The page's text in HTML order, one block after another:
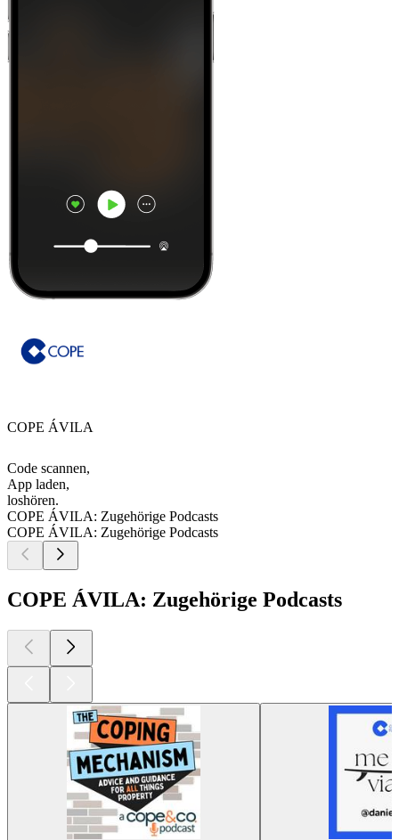
COPE ÁVILA
Code scannen,
App laden,
loshören.
COPE ÁVILA: Zugehörige Podcasts
COPE ÁVILA: Zugehörige Podcasts
COPE ÁVILA: Zugehörige Podcasts